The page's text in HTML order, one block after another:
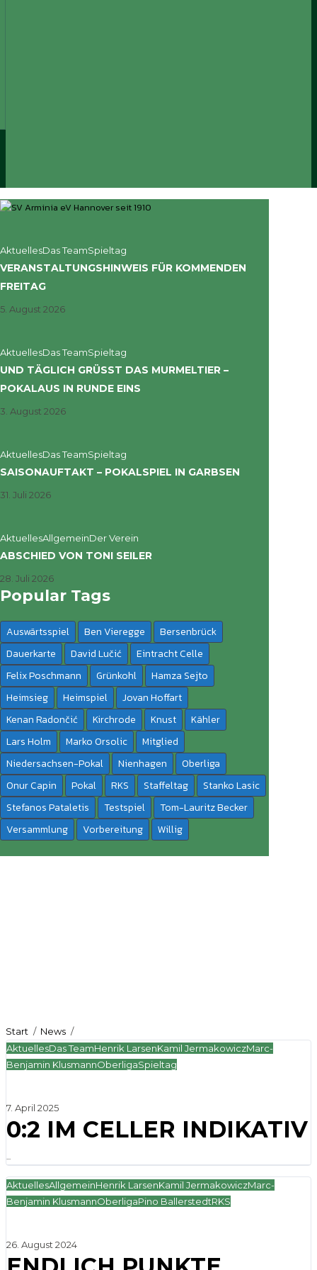
AktuellesDas TeamSpieltag
VERANSTALTUNGSHINWEIS FÜR KOMMENDEN
FREITAG
5. August 2026
AktuellesDas TeamSpieltag
UND TÄGLICH GRÜSST DAS MURMELTIER – P
OKALAUS IN RUNDE EINS
3. August 2026
AktuellesDas TeamSpieltag
SAISONAUFTAKT – POKALSPIEL IN GARBSEN
31. Juli 2026
AktuellesAllgemeinDer Verein
ABSCHIED VON TONI SEILER
28. Juli 2026
Popular Tags
Auswärtsspiel Ben Vieregge
Bersenbrück
Dauerkarte
David Lučić
Eintracht Celle
Felix Poschmann
Grünkohl
Hamza Sejto
Heimsieg
Heimspiel
Jovan Hoffart
Kenan Radončić
Kirchrode Knust
Kähler
Lars Holm
Marko Orsolic
Mitglied
Niedersachsen-Pokal
Nienhagen
Oberliga
Onur Capin
Pokal RKS Staffeltag
Stanko Lasic
Stefanos Pataletis
Testspiel
Tom-Lauritz Becker
Versammlung
Vorbereitung Willig
Start News
AktuellesDas TeamHenrik LarsenKamil JermakowiczMarc-
Benjamin KlusmannOberligaSpieltag
7. April 2025
0:2 IM CELLER INDIKATIV
...
AktuellesAllgemeinHenrik LarsenKamil JermakowiczMarc-
Benjamin KlusmannOberligaPino BallerstedtRKS
26. August 2024